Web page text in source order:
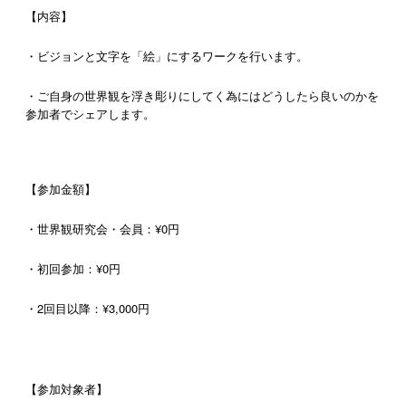
【内容】
・ビジョンと文字を「絵」にするワークを行います。
・ご自身の世界観を浮き彫りにしてく為にはどうしたら良いのかを
参加者でシェアします。
【参加金額】
・世界観研究会・会員：¥0円
・初回参加：¥0円
・2回目以降：¥3,000円
【参加対象者】